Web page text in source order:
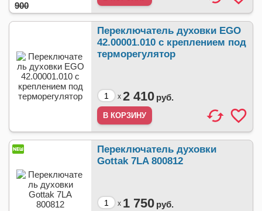
900
Переключатель духовки EGO
42.00001.010 с креплением под
терморегулятор
x 2 410 руб.
Переключатель духовки
Gottak 7LA 800812
x 1 750 руб.